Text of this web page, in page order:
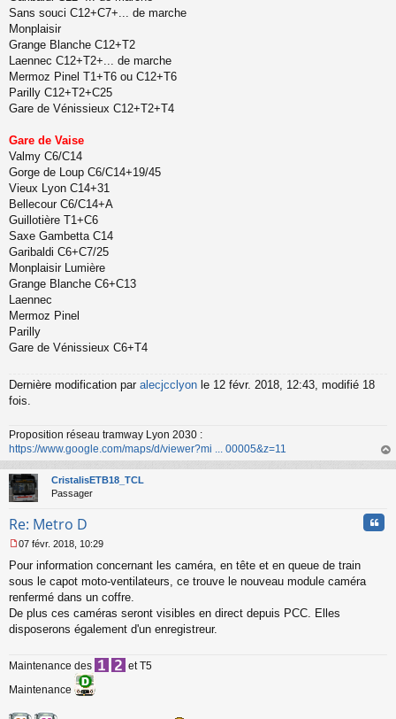
Sans souci C12+C7+... de marche
Monplaisir
Grange Blanche C12+T2
Laennec C12+T2+... de marche
Mermoz Pinel T1+T6 ou C12+T6
Parilly C12+T2+C25
Gare de Vénissieux C12+T2+T4
Gare de Vaise
Valmy C6/C14
Gorge de Loup C6/C14+19/45
Vieux Lyon C14+31
Bellecour C6/C14+A
Guillotière T1+C6
Saxe Gambetta C14
Garibaldi C6+C7/25
Monplaisir Lumière
Grange Blanche C6+C13
Laennec
Mermoz Pinel
Parilly
Gare de Vénissieux C6+T4
Dernière modification par alecjcclyon le 12 févr. 2018, 12:43, modifié 18
fois.
Proposition réseau tramway Lyon 2030 :
https://www.google.com/maps/d/viewer?mi ... 00005&z=11
au
CristalisETB18_TCL
Passager
Re: Metro D
e
s
s
g
e
n
l
07 févr. 2018, 10:29
Pour information concernant les caméra, en tête et en queue de train
sous le capot moto-ventilateurs, ce trouve le nouveau module caméra
renfermé dans un coffre.
De plus ces caméras seront visibles en direct depuis PCC. Elles
disposerons également d'un enregistreur.
Maintenance des
et T5
Maintenance